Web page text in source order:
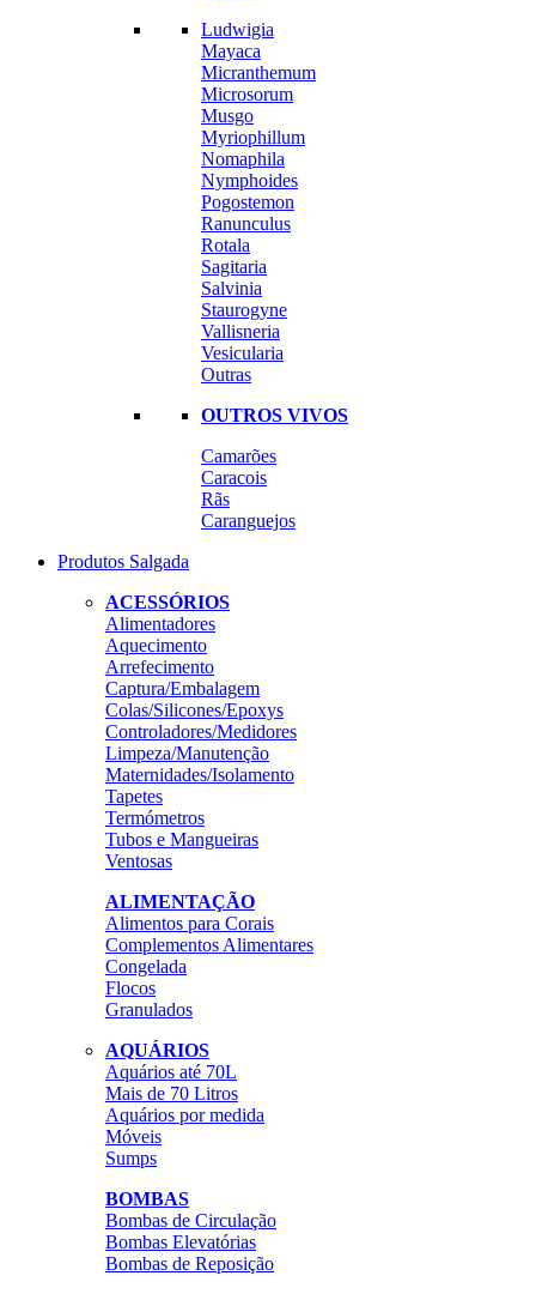
Ludwigia
Mayaca
Micranthemum
Microsorum
Musgo
Myriophillum
Nomaphila
Nymphoides
Pogostemon
Ranunculus
Rotala
Sagitaria
Salvinia
Staurogyne
Vallisneria
Vesicularia
Outras
OUTROS VIVOS
Camarões
Caracois
Rãs
Caranguejos
Produtos Salgada
ACESSÓRIOS
Alimentadores
Aquecimento
Arrefecimento
Captura/Embalagem
Colas/Silicones/Epoxys
Controladores/Medidores
Limpeza/Manutenção
Maternidades/Isolamento
Tapetes
Termómetros
Tubos e Mangueiras
Ventosas
ALIMENTAÇÃO
Alimentos para Corais
Complementos Alimentares
Congelada
Flocos
Granulados
AQUÁRIOS
Aquários até 70L
Mais de 70 Litros
Aquários por medida
Móveis
Sumps
BOMBAS
Bombas de Circulação
Bombas Elevatórias
Bombas de Reposição